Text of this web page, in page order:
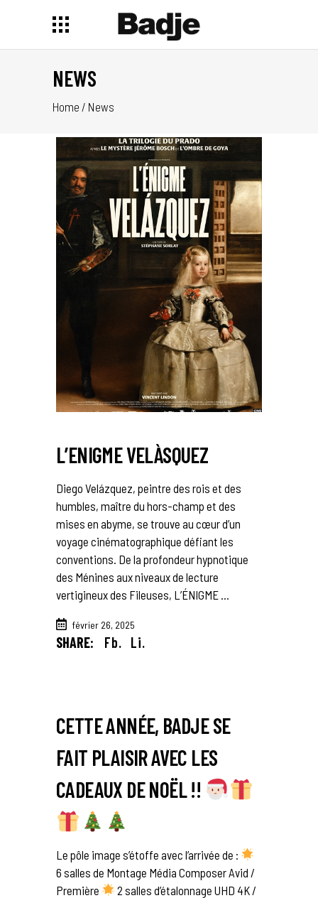
NEWS
Home / News
L’ENIGME VELÀSQUEZ
Diego Velázquez, peintre des rois et des
humbles, maître du hors-champ et des
mises en abyme, se trouve au cœur d’un
voyage cinématographique défiant les
conventions. De la profondeur hypnotique
des Ménines aux niveaux de lecture
vertigineux des Fileuses, L’ÉNIGME
février 26, 2025
SHARE: Fb. Li.
CETTE ANNÉE, BADJE SE
FAIT PLAISIR AVEC LES
CADEAUX DE NOËL !!
Le pôle image s’étoffe avec l’arrivée de :
6 salles de Montage Média Composer Avid /
Première
2 salles d’étalonnage UHD 4K /